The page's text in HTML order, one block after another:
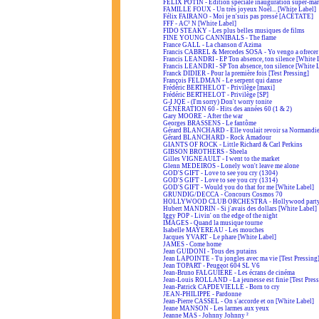
FÉLIX POTIN - Édition spéciale inauguration super-
FAMILLE FOUX - Un très joyeux Noël... [White Label]
Félix FAIRANO - Moi je n'suis pas pressé [ACÉTATE]
FFF - AC² N [White Label]
FIDO STEAKY - Les plus belles musiques de films
FINE YOUNG CANNIBALS - The flame
France GALL - La chanson d'Azima
Francis CABREL & Mercedes SOSA - Yo vengo a
Francis LEANDRI - EP Ton absence, ton silence [White
Francis LEANDRI - SP Ton absence, ton silence [White
Franck DIDIER - Pour la première fois [Test Pressing]
François FELDMAN - Le serpent qui danse
Frédéric BERTHELOT - Privilège [maxi]
Frédéric BERTHELOT - Privilège [SP]
G-I JOE - (I'm sorry) Don't worry tonite
GÉNÉRATION 60 - Hits des années 60 (1 & 2)
Gary MOORE - After the war
Georges BRASSENS - Le fantôme
Gérard BLANCHARD - Elle voulait revoir sa Normandie
Gérard BLANCHARD - Rock Amadour
GIANTS OF ROCK - Little Richard & Carl Perkins
GIBSON BROTHERS - Sheela
Gilles VIGNEAULT - I went to the market
Glenn MEDEIROS - Lonely won't leave me alone
GOD'S GIFT - Love to see you cry (1304)
GOD'S GIFT - Love to see you cry (1314)
GOD'S GIFT - Would you do that for me [White Label]
GRUNDIG/DECCA - Concours Cosmos 70
HOLLYWOOD CLUB ORCHESTRA - Hollywood
Hubert MANDRIN - Si j'avais des dollars [White Label]
Iggy POP - Livin' on the edge of the night
IMAGES - Quand la musique tourne
Isabelle MAYEREAU - Les mouches
Jacques YVART - Le phare [White Label]
JAMES - Come home
Jean GUIDONI - Tous des putains
Jean LAPOINTE - Tu jongles avec ma vie [Test Pressing]
Jean TOPART - Peugeot 604 SL V6
Jean-Bruno FALGUIÈRE - Les écrans de cinéma
Jean-Louis ROLLAND - La jeunesse est finie [Test
Jean-Patrick CAPDEVIELLE - Born to cry
JEAN-PHILIPPE - Pardonne
Jean-Pierre CASSEL - On s'accorde et on [White Label]
Jeane MANSON - Les larmes aux yeux
Jeanne MAS - Johnny Johnny ²